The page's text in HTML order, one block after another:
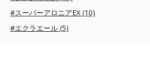
#スーパーアロニアEX (10)
#エクラエール (5)